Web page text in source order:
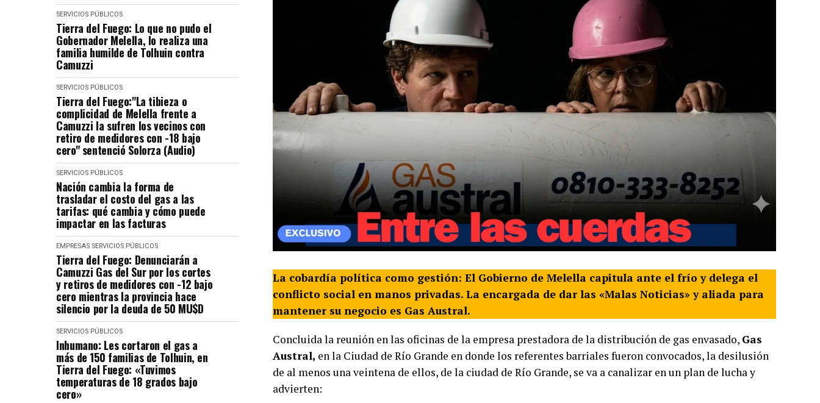
SERVICIOS PÚBLICOS
Tierra del Fuego: Lo que no pudo el
Gobernador Melella, lo realiza una
familia humilde de Tolhuin contra
Camuzzi
SERVICIOS PÚBLICOS
Tierra del Fuego:"La tibieza o
complicidad de Melella frente a
Camuzzi la sufren los vecinos con
retiro de medidores con -18 bajo
cero" sentenció Solorza (Audio)
SERVICIOS PÚBLICOS
Nación cambia la forma de
trasladar el costo del gas a las
tarifas: qué cambia y cómo puede
impactar en las facturas
EMPRESAS SERVICIOS PÚBLICOS
Tierra del Fuego: Denunciarán a
Camuzzi Gas del Sur por los cortes
y retiros de medidores con -12 bajo
cero mientras la provincia hace
silencio por la deuda de 50 MU$D
SERVICIOS PÚBLICOS
Inhumano: Les cortaron el gas a
más de 150 familias de Tolhuin, en
Tierra del Fuego: «Tuvimos
temperaturas de 18 grados bajo
cero»
La cobardía política como gestión: El Gobierno de Melella capitula ante el frío y delega el
conflicto social en manos privadas. La encargada de dar las «Malas Noticias» y aliada para
mantener su negocio es Gas Austral.
Concluida la reunión en las oficinas de la empresa prestadora de la distribución de gas envasado, Gas
Austral, en la Ciudad de Río Grande en donde los referentes barriales fueron convocados, la desilusión
de al menos una veintena de ellos, de la ciudad de Río Grande, se va a canalizar en un plan de lucha y
advierten: